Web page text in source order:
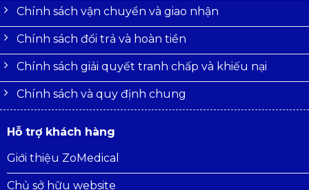
Chính sách vận chuyển và giao nhận
Chính sách đổi trả và hoàn tiền
Chính sách giải quyết tranh chấp và khiếu nại
Chính sách và quy định chung
Hỗ trợ khách hàng
Giới thiệu ZoMedical
Chủ sở hữu website